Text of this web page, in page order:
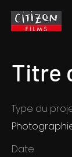
Titre
Type du
Date